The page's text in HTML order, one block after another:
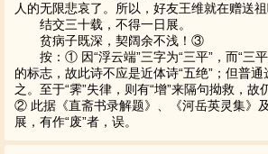
人的无限悲哀了。所以，好友王维就在赠送
结交三十载，不得一日展。
贫病子既深，契阔余不浅！③
按：① 因“浮云端”三字为“三平”，而“三平
的标志，故此诗不应是近体诗“五绝”；但普
之。至于“霁”失律，则有“增”来隔句拗救，故
② 此据《直斋书录解题》、《河岳英灵集》
展，有作“废”者，误。